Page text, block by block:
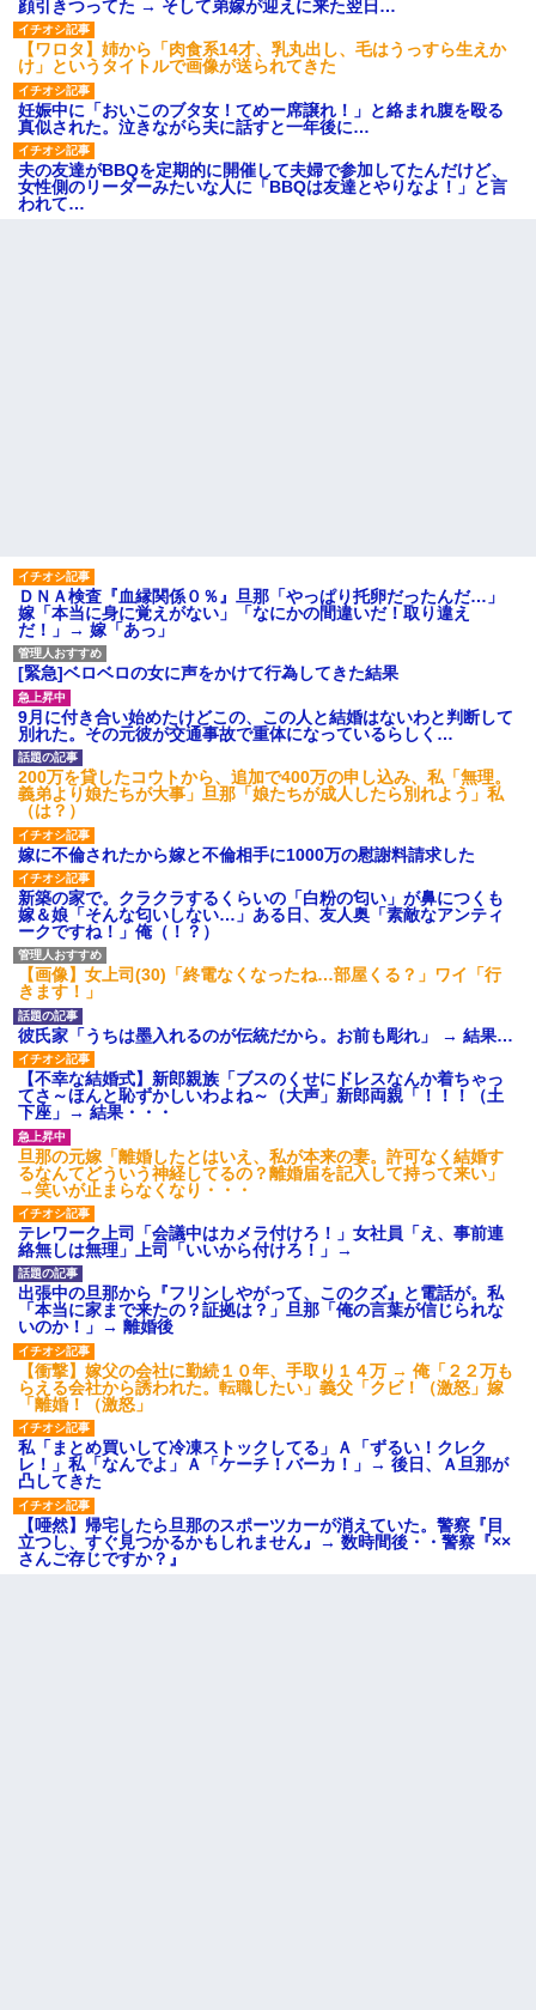
顔引きつってた → そして弟嫁が迎えに来た翌日…
【ワロタ】姉から「肉食系14才、乳丸出し、毛はうっすら生えか
け」というタイトルで画像が送られてきた
妊娠中に「おいこのブタ女！てめー席譲れ！」と絡まれ腹を殴る
真似された。泣きながら夫に話すと一年後に…
夫の友達がBBQを定期的に開催して夫婦で参加してたんだけど、
女性側のリーダーみたいな人に「BBQは友達とやりなよ！」と言
われて…
ＤＮＡ検査『血縁関係０％』旦那「やっぱり托卵だったんだ…」
嫁「本当に身に覚えがない」「なにかの間違いだ！取り違え
だ！」→ 嫁「あっ」
[緊急]ベロベロの女に声をかけて行為してきた結果
9月に付き合い始めたけどこの、この人と結婚はないわと判断して
別れた。その元彼が交通事故で重体になっているらしく…
200万を貸したコウトから、追加で400万の申し込み、私「無理。
義弟より娘たちが大事」旦那「娘たちが成人したら別れよう」私
（は？）
嫁に不倫されたから嫁と不倫相手に1000万の慰謝料請求した
新築の家で。クラクラするくらいの「白粉の匂い」が鼻につくも
嫁＆娘「そんな匂いしない…」ある日、友人奥「素敵なアンティ
ークですね！」俺（！？）
【画像】女上司(30)「終電なくなったね…部屋くる？」ワイ「行
きます！」
彼氏家「うちは墨入れるのが伝統だから。お前も彫れ」 → 結果…
【不幸な結婚式】新郎親族「ブスのくせにドレスなんか着ちゃっ
てさ～ほんと恥ずかしいわよね～（大声」新郎両親「！！！（土
下座」→ 結果・・・
旦那の元嫁「離婚したとはいえ、私が本来の妻。許可なく結婚す
るなんてどういう神経してるの？離婚届を記入して持って来い」
→笑いが止まらなくなり・・・
テレワーク上司「会議中はカメラ付けろ！」女社員「え、事前連
絡無しは無理」上司「いいから付けろ！」→
出張中の旦那から『フリンしやがって、このクズ』と電話が。私
「本当に家まで来たの？証拠は？」旦那「俺の言葉が信じられな
いのか！」→ 離婚後
【衝撃】嫁父の会社に勤続１０年、手取り１４万 → 俺「２２万も
らえる会社から誘われた。転職したい」義父「クビ！（激怒」嫁
「離婚！（激怒」
私「まとめ買いして冷凍ストックしてる」Ａ「ずるい！クレク
レ！」私「なんでよ」Ａ「ケーチ！バーカ！」→ 後日、Ａ旦那が
凸してきた
【唖然】帰宅したら旦那のスポーツカーが消えていた。警察『目
立つし、すぐ見つかるかもしれません』→ 数時間後・・警察『××
さんご存じですか？』